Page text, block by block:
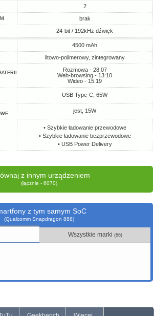
2
brak
24-bit / 192kHz dźwięk
4500 mAh
litowo-polimerowy, zintegrowany
Rozmowa - 28:07
Web-browsing - 13:10
Wideo - 15:19
USB Type-C, 65W
jest, 15W
• Szybkie ładowanie przewodowe
• Szybkie ładowanie bezprzewodowe
• USB Power Delivery
z innym urządzeniem
(łącznie - 6070)
z tym samym SoC
(Qualcomm Snapdragon 888)
Wszystkie marki (66)